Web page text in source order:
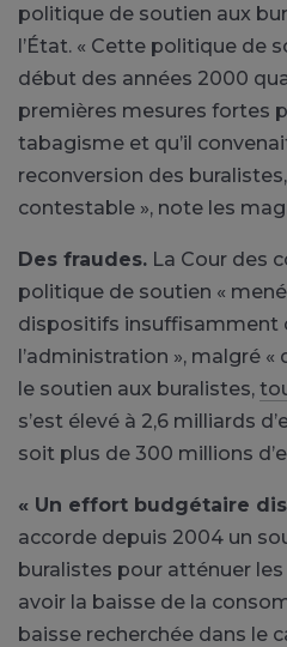
politique de soutien aux
l’État. « Cette politique de
début des années 2000
premières mesures fortes
tabagisme et qu’il
reconversion des
contestable », note les
Des fraudes. La Cour des
politique de soutien «
dispositifs insuffisamment
l’administration », malgré «
le soutien aux buralistes,
s’est élevé à 2,6 milliards
soit plus de 300 millions
« Un effort budgétaire
accorde depuis 2004 un
buralistes pour atténuer
avoir la baisse de la
baisse recherchée dans le